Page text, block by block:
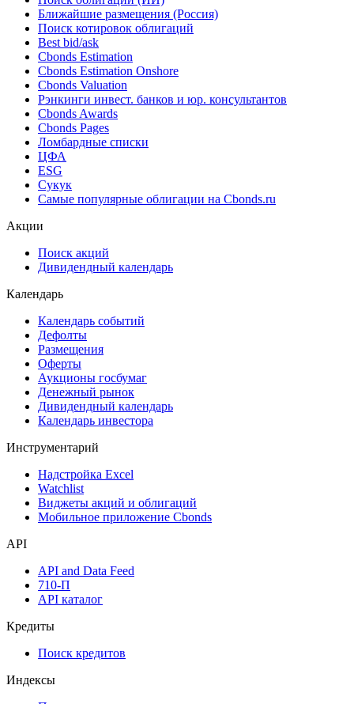
Облигации
Поиск облигаций & Карты рынка
Поиск облигаций (ИИ)
Ближайшие размещения (Россия)
Поиск котировок облигаций
Best bid/ask
Cbonds Estimation
Cbonds Estimation Onshore
Cbonds Valuation
Рэнкинги инвест. банков и юр. консультантов
Cbonds Awards
Cbonds Pages
Ломбардные списки
ESG
Самые популярные облигации на Cbonds.ru
Дивидендный календарь
Календарь
Календарь событий
Дефолты
Размещения
Оферты
Аукционы госбумаг
Денежный рынок
Календарь инвестора
Инструментарий
Надстройка Excel
Мобильное приложение Cbonds
API
API and Data Feed
API каталог
Кредиты